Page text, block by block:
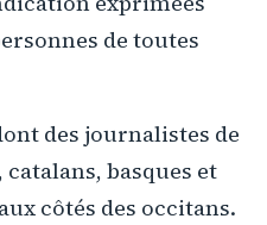
de toutes
des journalistes de
basques et
côtés des occitans.